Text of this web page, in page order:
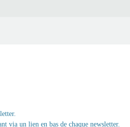
via un lien en bas de chaque newsletter.